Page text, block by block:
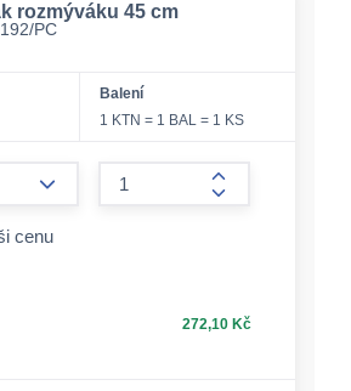
rozmýváku 45 cm
PC
Balení
1 KTN = 1 BAL = 1 KS
form.increase-
cenu
272,10 Kč